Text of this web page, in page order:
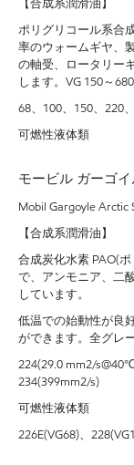
【合成系潤滑油】
ポリグリコール系合
率のウォームギヤ、
の軸受、ロータリー
します。VG 150～
68、100、150、220
可燃性液体類
モービル ガーゴ
Mobil Gargoyle Arctic
【合成系潤滑油】
合成炭化水素 PAO(
で、アンモニア、二
しています。
低温での始動性が良
ができます。全グレ
224(29.0 mm2/
234(399mm2/s)
可燃性液体類
226E(VG68)、